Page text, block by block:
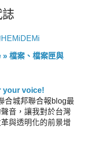
誌
檔案、檔案匣與
your voice!
合城邦聯合報blog最
音，讓我對於台灣
與透明化的前景增